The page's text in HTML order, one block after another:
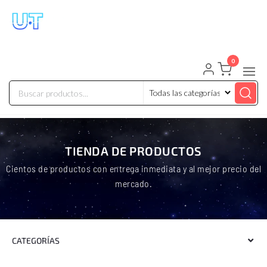
0
TIENDA DE PRODUCTOS
Cientos de productos con entrega inmediata y al mejor precio del
mercado.
CATEGORÍAS